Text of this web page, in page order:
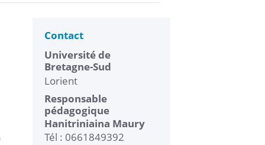
Contact
Université de
Bretagne-Sud
Lorient
Responsable
pédagogique
Hanitriniaina Maury
Tél : 0661849392